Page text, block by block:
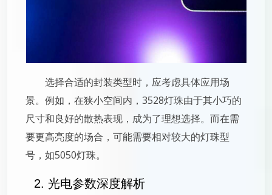
选择合适的封装类型时，应考虑具体应用场
景。例如，在狭小空间内，3528灯珠由于其小巧的
尺寸和良好的散热表现，成为了理想选择。而在需
要更高亮度的场合，可能需要相对较大的灯珠型
号，如5050灯珠。
2. 光电参数深度解析